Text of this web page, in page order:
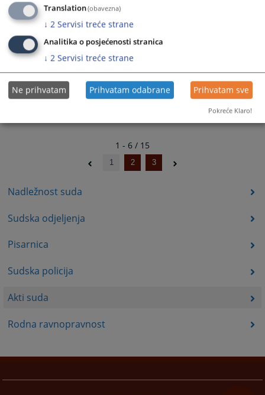
Nadležnost suda
Sudska odjeljenja
Pisarnica
Sudska policija
Akti suda
Rodna ravnopravnost
dates.
1 - 6 / 15
1 2 3
Translation(obavezna)
↓ 2 Servisi treće strane
Analitika o posjećenosti stranica
↓ 2 Servisi treće strane
Ne prihvatam Prihvatam odabrane Prihvatam sve
Pokreće Klaro!